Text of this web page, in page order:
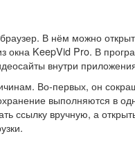
В нём можно
окна KeepVid Pro. В
внутри
Во-первых, он
выполняются в
ссылку вручную, а